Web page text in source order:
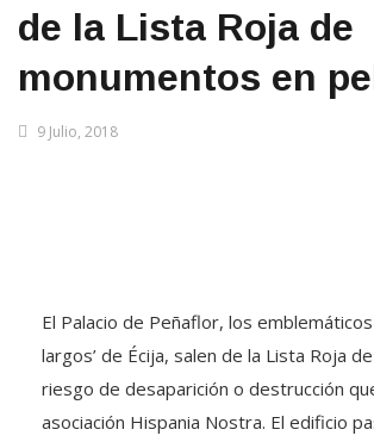
de la Lista Roja de
monumentos en
9 Julio, 2018
El Palacio de Peñaflor, los emblemáticos
largos’ de Écija, salen de la Lista Roja
riesgo de desaparición o destrucción
asociación Hispania Nostra. El edificio